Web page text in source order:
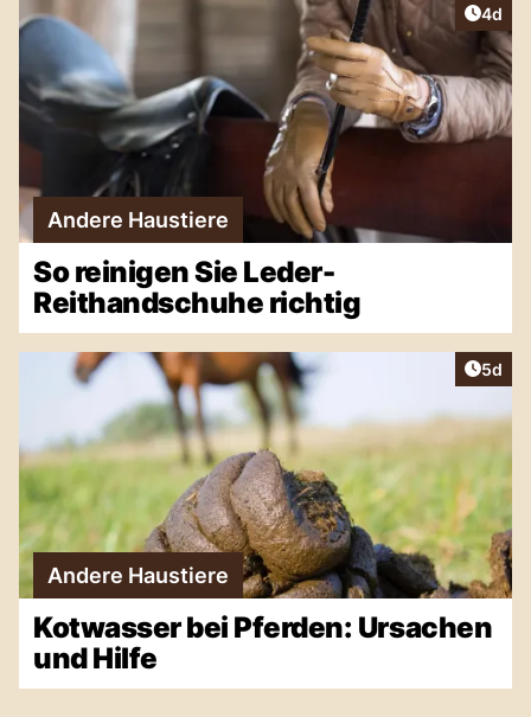
4d
Andere Haustiere
So reinigen Sie Leder-
Reithandschuhe richtig
5d
Andere Haustiere
Kotwasser bei Pferden: Ursachen
und Hilfe